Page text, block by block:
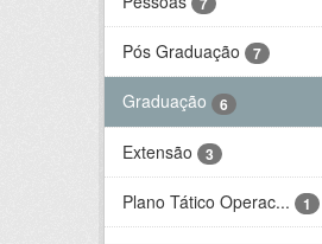
Pós Graduação 7
Graduação 6
Extensão 3
Plano Tático Operac... 1